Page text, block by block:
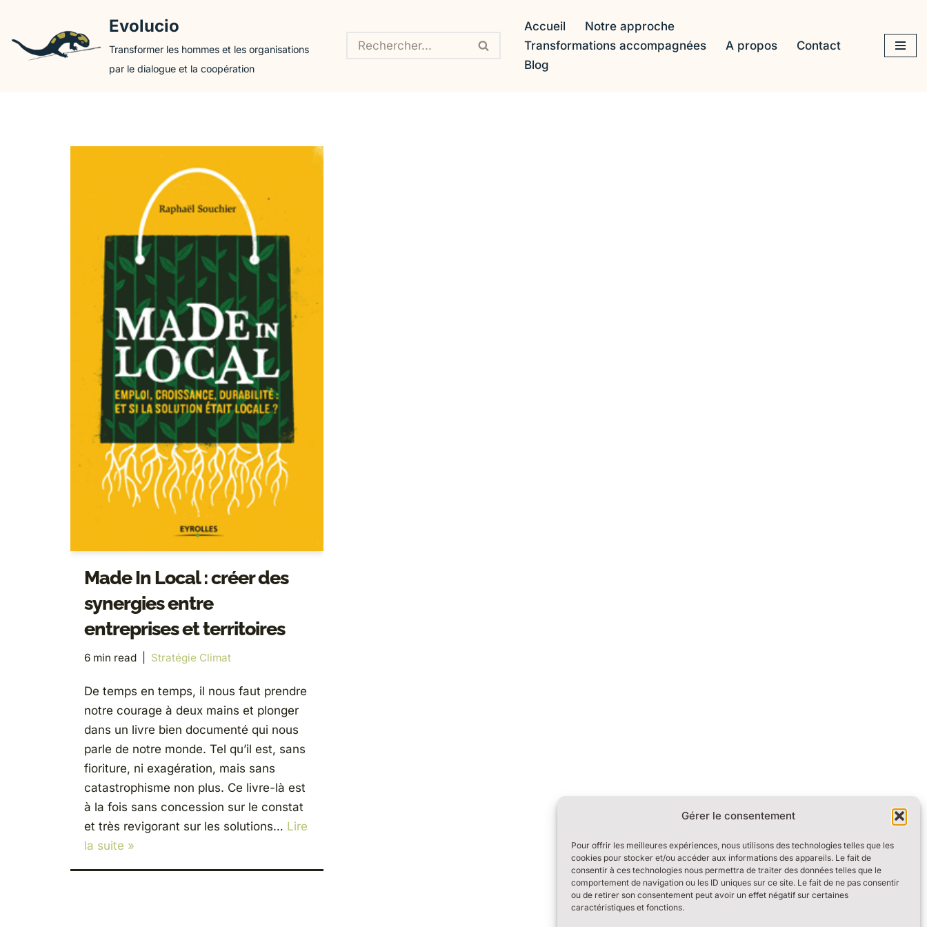
Gérer le consentement
Pour offrir les meilleures expériences, nous utilisons des technologies telles que les
cookies pour stocker et/ou accéder aux informations des appareils. Le fait de
consentir à ces technologies nous permettra de traiter des données telles que le
comportement de navigation ou les ID uniques sur ce site. Le fait de ne pas consentir
ou de retirer son consentement peut avoir un effet négatif sur certaines
caractéristiques et fonctions.
Aller
Evolucio
Transformer les hommes et les organisations
par le dialogue et la coopération
Accueil
Notre approche
Transformations accompagnées
A propos
Contact
Blog
Made In Local : créer des
synergies entre
entreprises et territoires
6 min read Stratégie Climat
De temps en temps, il nous faut prendre
notre courage à deux mains et plonger
dans un livre bien documenté qui nous
parle de notre monde. Tel qu’il est, sans
fioriture, ni exagération, mais sans
catastrophisme non plus. Ce livre-là est
à la fois sans concession sur le constat
et très revigorant sur les solutions… Lire
la suite »